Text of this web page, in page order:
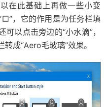
此基础上再做一些小变
，它的作用是为任务栏填
以点击旁边的“小水滴”，
成“Aero毛玻璃”效果。